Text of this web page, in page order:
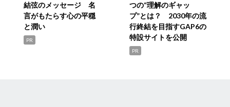
結弦のメッセージ 名
言がもたらす心の平穏
と潤い
PR
つの“理解のギャッ
プ”とは？ 2030年の流
行終結を目指すGAP6の
特設サイトを公開
PR